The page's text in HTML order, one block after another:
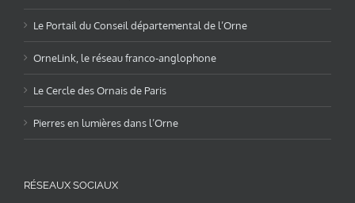
Le Portail du Conseil départemental de l’Orne
OrneLink, le réseau franco-anglophone
Le Cercle des Ornais de Paris
Pierres en lumières dans l’Orne
RÉSEAUX SOCIAUX